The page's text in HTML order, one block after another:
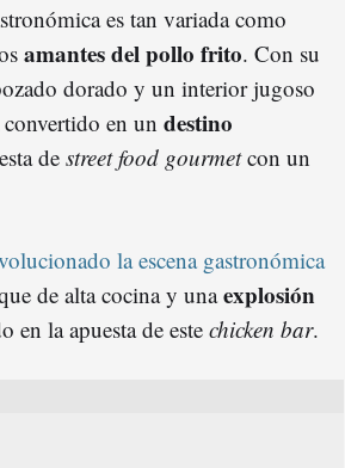
es tan variada como
amantes del pollo frito. Con su
dorado y un interior jugoso
convertido en un destino
de street food gourmetcon un
la escena gastronómica
de alta cocina y unaexplosión
en la apuesta de este chicken bar.